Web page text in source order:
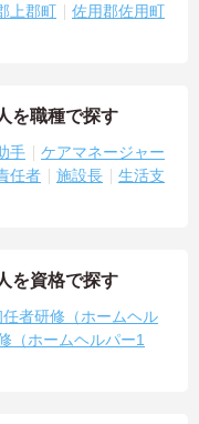
上郡町
佐用郡佐用町
を職種で探す
手
ケアマネージャー
任者 施設長
生活支
を資格で探す
者研修（ホームヘル
（ホームヘルパー1